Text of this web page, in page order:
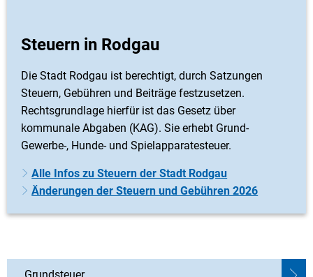
Steuern in Rodgau
Die Stadt Rodgau ist berechtigt, durch Satzungen
Steuern, Gebühren und Beiträge festzusetzen.
Rechtsgrundlage hierfür ist das Gesetz über
kommunale Abgaben (KAG). Sie erhebt Grund-
Gewerbe-, Hunde- und Spielapparatesteuer.
Alle Infos zu Steuern der Stadt Rodgau
Änderungen der Steuern und Gebühren 2026